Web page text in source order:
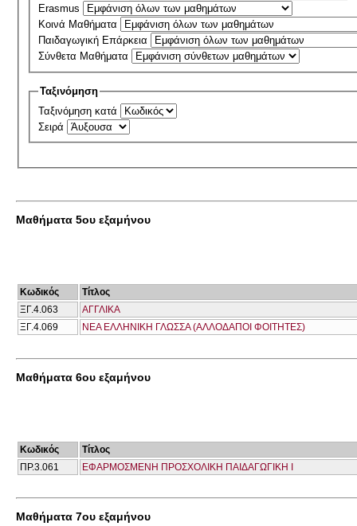
Erasmus
Κοινά Μαθήματα
Παιδαγωγική Επάρκεια
Σύνθετα Μαθήματα
Ταξινόμηση
Ταξινόμηση κατά
Σειρά
Μαθήματα 5ου εξαμήνου
Κωδικός
Τίτλος
ΞΓ.4.063
ΑΓΓΛΙΚΑ
ΞΓ.4.069
ΝΕΑ ΕΛΛΗΝΙΚΗ ΓΛΩΣΣΑ (ΑΛΛΟΔΑΠΟΙ ΦΟΙΤΗΤΕΣ)
Μαθήματα 6ου εξαμήνου
Κωδικός
Τίτλος
ΠΡ.3.061
ΕΦΑΡΜΟΣΜΕΝΗ ΠΡΟΣΧΟΛΙΚΗ ΠΑΙΔΑΓΩΓΙΚΗ Ι
Μαθήματα 7ου εξαμήνου